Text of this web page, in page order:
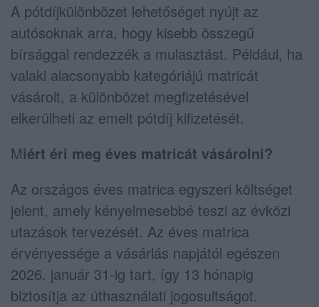
A pótdíjkülönbözet lehetőséget nyújt az
autósoknak arra, hogy kisebb összegű
bírsággal rendezzék a mulasztást. Például, ha
valaki alacsonyabb kategóriájú matricát
vásárolt, a különbözet megfizetésével
elkerülheti az emelt pótdíj kifizetését.
Miért éri meg éves matricát vásárolni?
Az országos éves matrica egyszeri költséget
jelent, amely kényelmesebbé teszi az évközi
utazások tervezését. Az éves matrica
érvényessége a vásárlás napjától egészen
2026. január 31-ig tart, így 13 hónapig
biztosítja az úthasználati jogosultságot.